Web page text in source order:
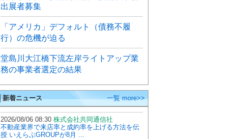
出展者募集
「アメリカ」デフォルト（債務不履
行）の危機が迫る
堂島川大江橋下流左岸ライトアップ業
務の事業者選定の結果
▌新着ニュース 一覧 more>>
2026/08/06 08:30 株式会社共同通信社
不動産業界で来店率と成約率を上げる方法を伝
授 いえらぶGROUPが8月 ...